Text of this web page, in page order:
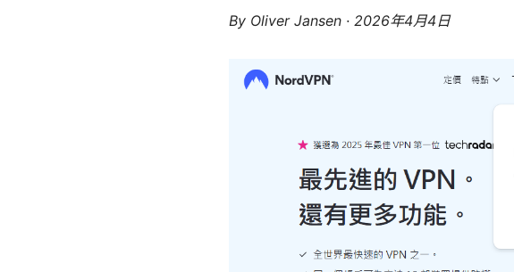
By Oliver Jansen · 2026年4月4日